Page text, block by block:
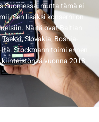
Suomessa, mutta tämä ei
Sen lisäksi konserni on
Näitä ovat Baltian
Slovakia, Bosnia-
Stockmann toimi ennen
kiinteistönsä vuonna 2018.